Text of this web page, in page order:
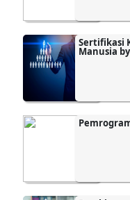
Sertifikasi
Manusia